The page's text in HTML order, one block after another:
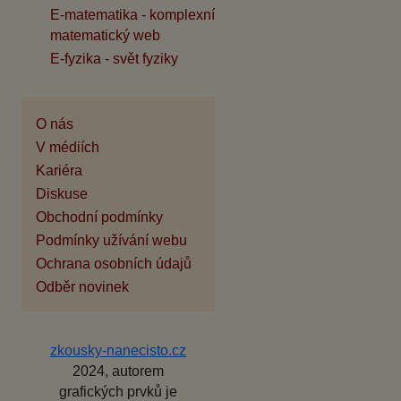
E-matematika - komplexní
matematický web
E-fyzika - svět fyziky
O nás
V médiích
Kariéra
Diskuse
Obchodní podmínky
Podmínky užívání webu
Ochrana osobních údajů
Odběr novinek
zkousky-nanecisto.cz
2024, autorem
grafických prvků je